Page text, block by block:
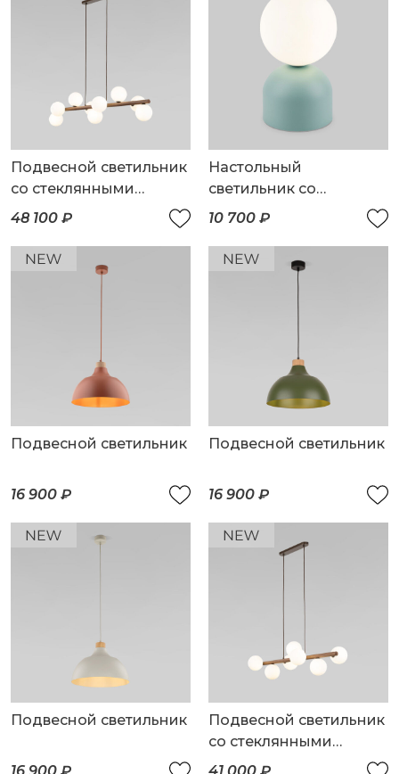
Подвесной светильник
со стеклянными
плафонами
48 100 ₽
Настольный
светильник со
стеклянным плафоном
10 700 ₽
Подвесной светильник
16 900 ₽
Подвесной светильник
16 900 ₽
Подвесной светильник
16 900 ₽
Подвесной светильник
со стеклянными
плафонами
41 000 ₽